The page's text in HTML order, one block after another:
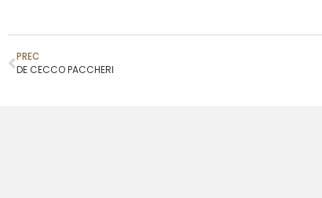
PREC
DE CECCO PACCHERI